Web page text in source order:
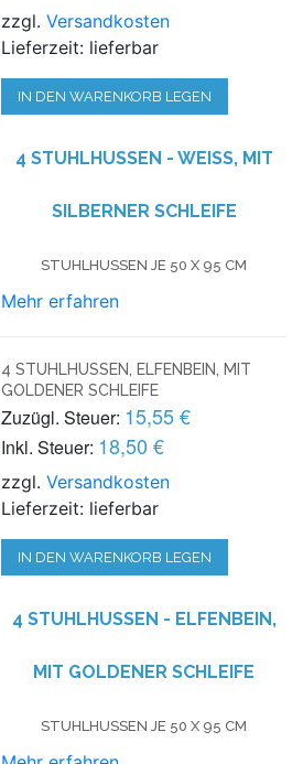
zzgl.Versandkosten
Lieferzeit: lieferbar
IN DEN WARENKORB LEGEN
4 STUHLHUSSEN - WEISS, MIT S
ILBERNER SCHLEIFE
STUHLHUSSEN JE 50 X 95 CM
Mehr erfahren
4 STUHLHUSSEN, ELFENBEIN, MIT
GOLDENER SCHLEIFE
Zuzügl. Steuer: 15,55 €
Inkl. Steuer: 18,50 €
zzgl.Versandkosten
Lieferzeit: lieferbar
IN DEN WARENKORB LEGEN
4 STUHLHUSSEN - ELFENBEIN,
MIT GOLDENER SCHLEIFE
STUHLHUSSEN JE 50 X 95 CM